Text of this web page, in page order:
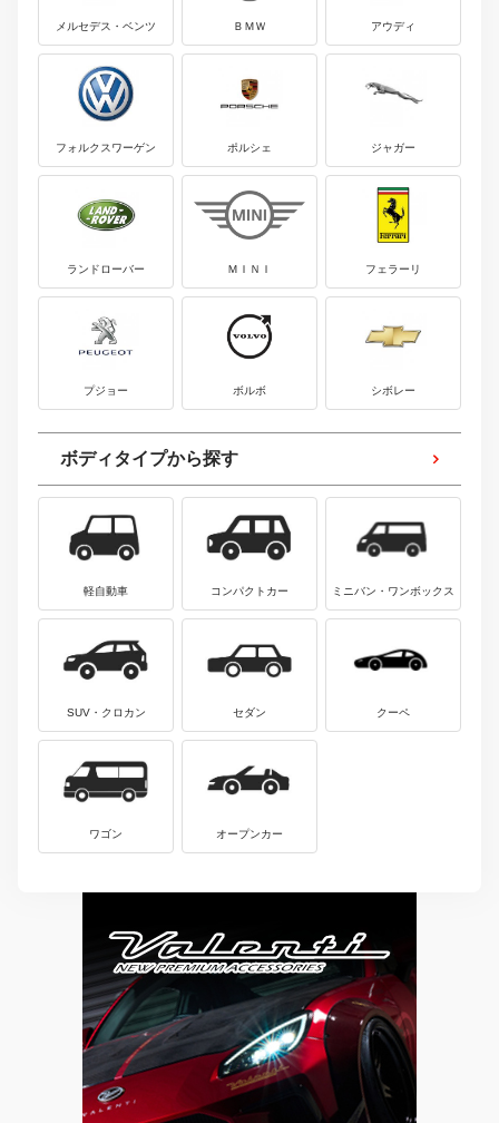
メルセデス・ベンツ ＢＭＷ アウディ
フォルクスワーゲン ポルシェ ジャガー
ランドローバー ＭＩＮＩ フェラーリ
プジョー ボルボ シボレー
ボディタイプから探す
軽自動車 コンパクトカー ミニバン・ワンボックス
SUV・クロカン セダン クーペ
ワゴン オープンカー